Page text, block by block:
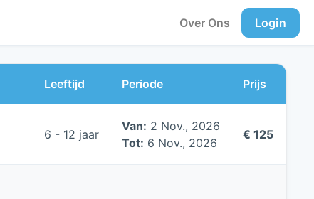
Over Ons Login
Leeftijd Periode Prijs
6 - 12 jaar
Van: 2 Nov., 2026
Tot: 6 Nov., 2026
€ 125